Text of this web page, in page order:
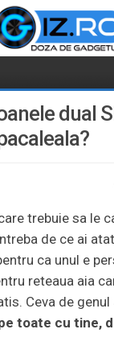
dual
trebuie sa le
de ce ai
ca unul e
reteaua aia
Ceva de genul
toate cu tine,